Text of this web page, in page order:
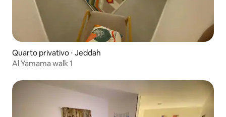
Quarto privativo ⋅ Jeddah
Al Yamama walk 1